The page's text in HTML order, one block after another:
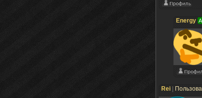
Energy
Rei